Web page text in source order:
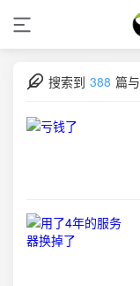
搜索到 388 篇与